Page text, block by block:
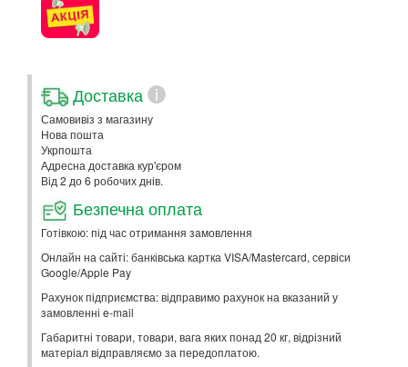
Доставка i
Самовивіз з магазину
Нова пошта
Укрпошта
Адресна доставка кур'єром
Від 2 до 6 робочих днів.
Безпечна оплата
Готівкою: під час отримання замовлення
Онлайн на сайті: банківська картка VISA/Mastercard, сервіси
Google/Apple Pay
Рахунок підприємства: відправимо рахунок на вказаний у
замовленні e-mail
Габаритні товари, товари, вага яких понад 20 кг, відрізний
матеріал відправляємо за передоплатою.